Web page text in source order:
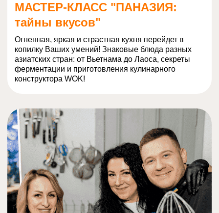
МАСТЕР-КЛАСС "ПАНАЗИЯ:
тайны вкусов"
Огненная, яркая и страстная кухня перейдет в
копилку Ваших умений! Знаковые блюда разных
азиатских стран: от Вьетнама до Лаоса, секреты
ферментации и приготовления кулинарного
конструктора WOK!